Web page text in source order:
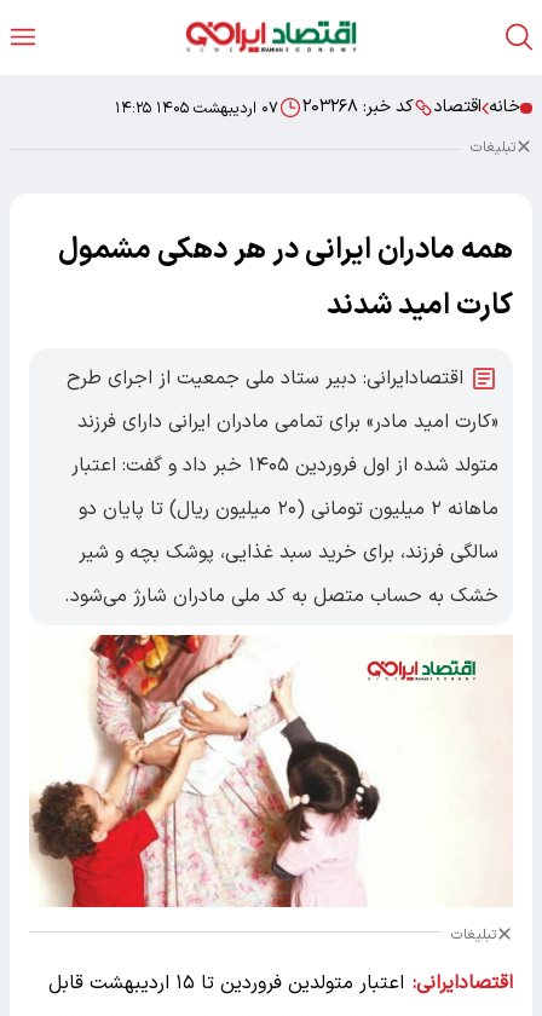
خانه اقتصاد کد خبر: ۲۰۳۲۶۸ ۰۷ اردیبهشت ۱۴۰۵ ۱۴:۲۵
تبلیغات
همه مادران ایرانی در هر دهکی مشمول
کارت امید شدند
اقتصادایرانی: دبیر ستاد ملی جمعیت از اجرای طرح
«کارت امید مادر» برای تمامی مادران ایرانی دارای فرزند
متولد شده از اول فروردین ۱۴۰۵ خبر داد و گفت: اعتبار
ماهانه ۲ میلیون تومانی (۲۰ میلیون ریال) تا پایان دو
سالگی فرزند، برای خرید سبد غذایی، پوشک بچه و شیر
خشک به حساب متصل به کد ملی مادران شارژ می‌شود.
تبلیغات
اقتصادایرانی:
اعتبار متولدین فروردین تا ۱۵ اردیبهشت قابل